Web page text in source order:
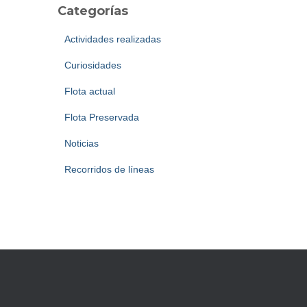
Categorías
Actividades realizadas
Curiosidades
Flota actual
Flota Preservada
Noticias
Recorridos de líneas